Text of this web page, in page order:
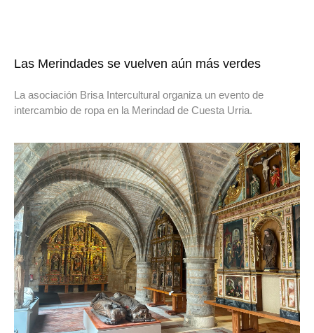
Las Merindades se vuelven aún más verdes
La asociación Brisa Intercultural organiza un evento de
intercambio de ropa en la Merindad de Cuesta Urria.